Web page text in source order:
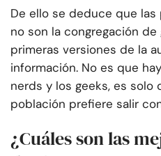
De ello se deduce que
no son la congregación
primeras versiones de la
información. No es que
nerds y los geeks, es solo
población prefiere salir
¿Cuáles son las